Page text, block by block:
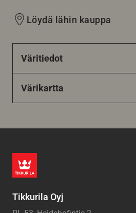
Löydä lähin kauppa
Väritiedot
Värikartta
Tikkurila Oyj